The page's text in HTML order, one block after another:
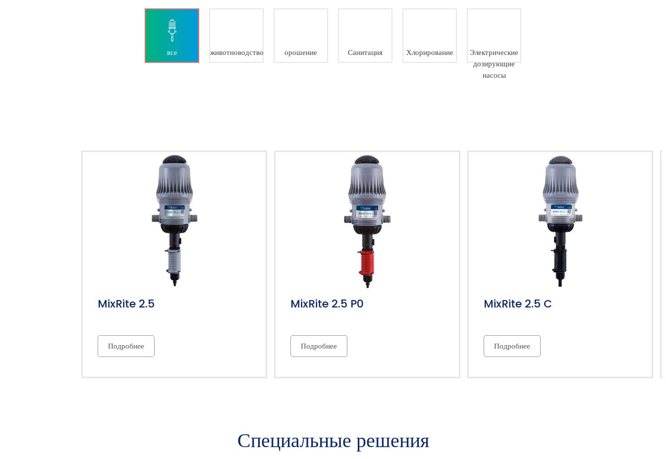
Распылительные Пистолеты
все животноводство орошение Санитация Хлорирование
Электрические
дозирующие
насосы
MixRite 2.5
Подробнее
MixRite 2.5 P0
Подробнее
MixRite 2.5 C
Подробнее
Специальные решения